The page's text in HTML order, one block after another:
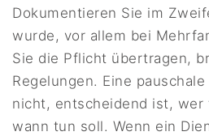
Dokumentieren Sie im
wurde, vor allem bei
Sie die Pflicht übertragen,
Regelungen. Eine
nicht, entscheidend ist, wer
wann tun soll. Wenn ein